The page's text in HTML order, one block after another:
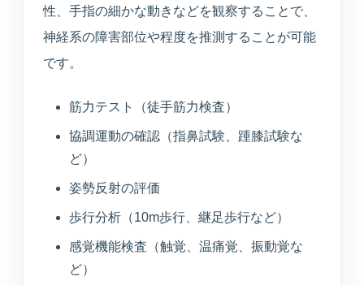
性、手指の細かな動きなどを観察することで、
神経系の障害部位や程度を推測することが可能
です。
筋力テスト（徒手筋力検査）
協調運動の確認（指鼻試験、踵膝試験な
ど）
姿勢反射の評価
歩行分析（10m歩行、継足歩行など）
感覚機能検査（触覚、温痛覚、振動覚な
ど）